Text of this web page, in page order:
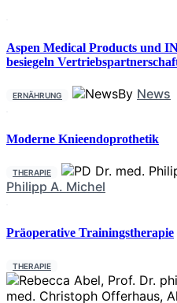
Aspen Medical Products und
besiegeln
ERNÄHRUNG By News
Moderne Knieendoprothetik
THERAPIE
Philipp A. Michel
Präoperative Trainingstherapie
THERAPIE